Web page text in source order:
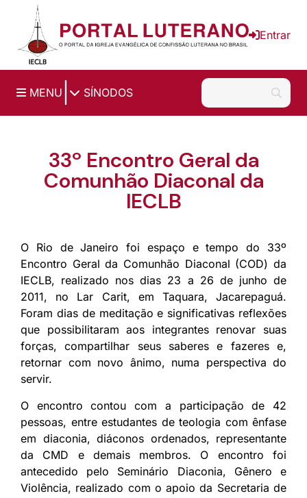
Ir para o conteúdo principal
Entrar
MENU SÍNODOS
33º Encontro Geral da
Comunhão Diaconal da
IECLB
O Rio de Janeiro foi espaço e tempo do 33º
Encontro Geral da Comunhão Diaconal (COD) da
IECLB, realizado nos dias 23 a 26 de junho de
2011, no Lar Carit, em Taquara, Jacarepaguá.
Foram dias de meditação e significativas reflexões
que possibilitaram aos integrantes renovar suas
forças, compartilhar seus saberes e fazeres e,
retornar com novo ânimo, numa perspectiva do
servir.
O encontro contou com a participação de 42
pessoas, entre estudantes de teologia com ênfase
em diaconia, diáconos ordenados, representante
da CMD e demais membros. O encontro foi
antecedido pelo Seminário Diaconia, Gênero e
Violência, realizado com o apoio da Secretaria de